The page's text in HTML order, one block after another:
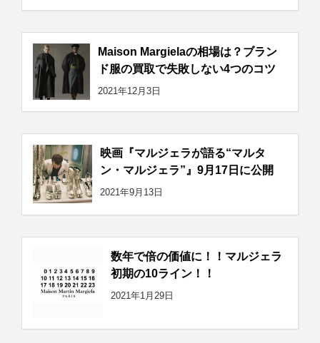
Maison Margielaの相場は？ブラン
ド服の買取で失敗しない4つのコツ
2021年12月3日
映画『マルジェラが語る“マルタ
ン・マルジェラ”』9月17日に公開
2021年9月13日
数年で倍の価値に！！マルジェラ
初期の10ライン！！
2021年1月29日